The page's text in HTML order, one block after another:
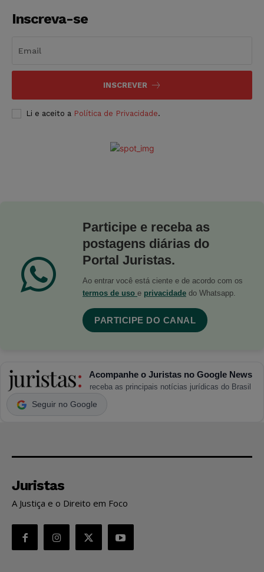
Inscreva-se
INSCREVER
Li e aceito a Política de Privacidade.
Participe e receba as
postagens diárias do
Portal Juristas.
Ao entrar você está ciente e de acordo com os
termos de uso e privacidade do Whatsapp.
PARTICIPE DO CANAL
Acompanhe o Juristas no Google News
receba as principais notícias jurídicas do Brasil
Seguir no Google
Juristas
A Justiça e o Direito em Foco